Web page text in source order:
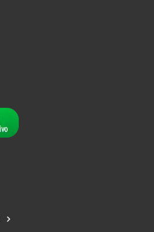
keyboard_arrow_right